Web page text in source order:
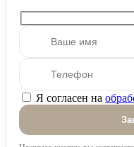
Оставьте это поле
Я согласен на